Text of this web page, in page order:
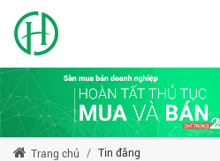
Trang chủ Tin đăng